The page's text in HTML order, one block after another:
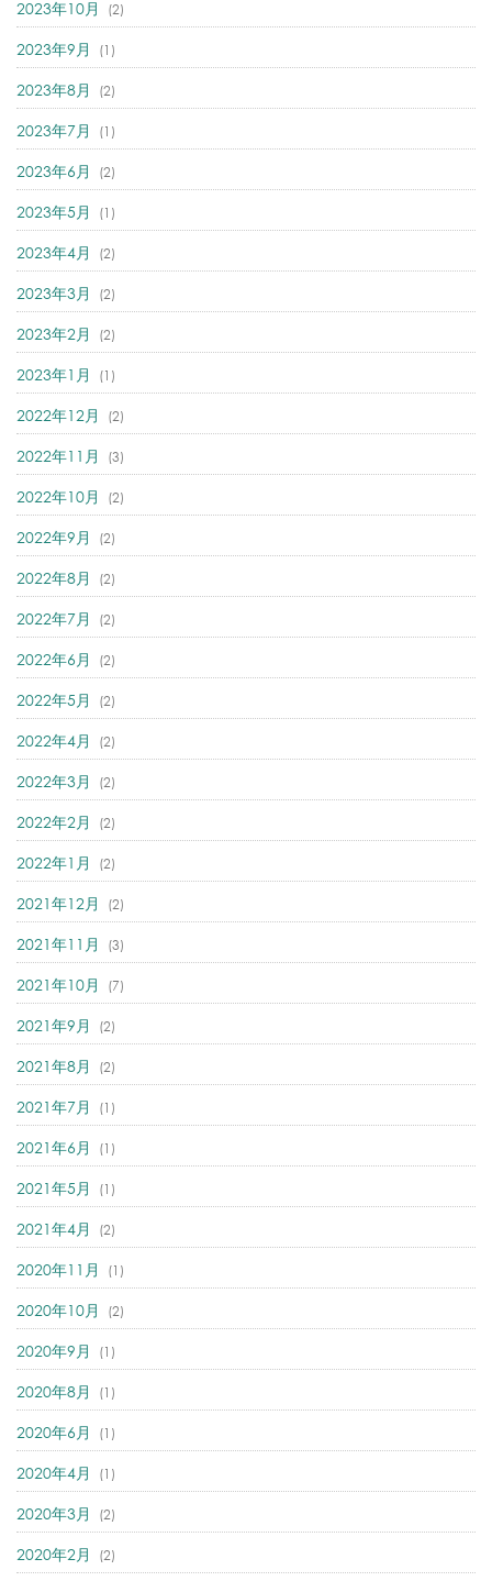
2023年10月 (2)
2023年9月 (1)
2023年8月 (2)
2023年7月 (1)
2023年6月 (2)
2023年5月 (1)
2023年4月 (2)
2023年3月 (2)
2023年2月 (2)
2023年1月 (1)
2022年12月 (2)
2022年11月 (3)
2022年10月 (2)
2022年9月 (2)
2022年8月 (2)
2022年7月 (2)
2022年6月 (2)
2022年5月 (2)
2022年4月 (2)
2022年3月 (2)
2022年2月 (2)
2022年1月 (2)
2021年12月 (2)
2021年11月 (3)
2021年10月 (7)
2021年9月 (2)
2021年8月 (2)
2021年7月 (1)
2021年6月 (1)
2021年5月 (1)
2021年4月 (2)
2020年11月 (1)
2020年10月 (2)
2020年9月 (1)
2020年8月 (1)
2020年6月 (1)
2020年4月 (1)
2020年3月 (2)
2020年2月 (2)